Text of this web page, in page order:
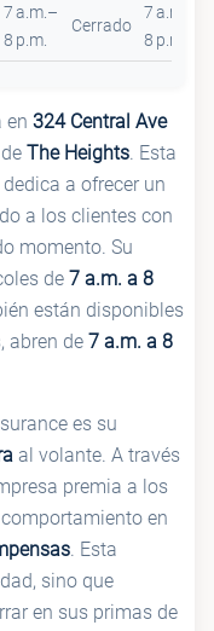
7 a.m.–
8 p.m.
Cerrado
7 a.m.–
8 p.m.
en 324 Central Ave
The Heights. Esta
a ofrecer un
a los clientes con
momento. Su
de 7 a.m. a 8
están disponibles
abren de 7 a.m. a 8
es su
al volante. A través
premia a los
en
. Esta
sino que
en sus primas de